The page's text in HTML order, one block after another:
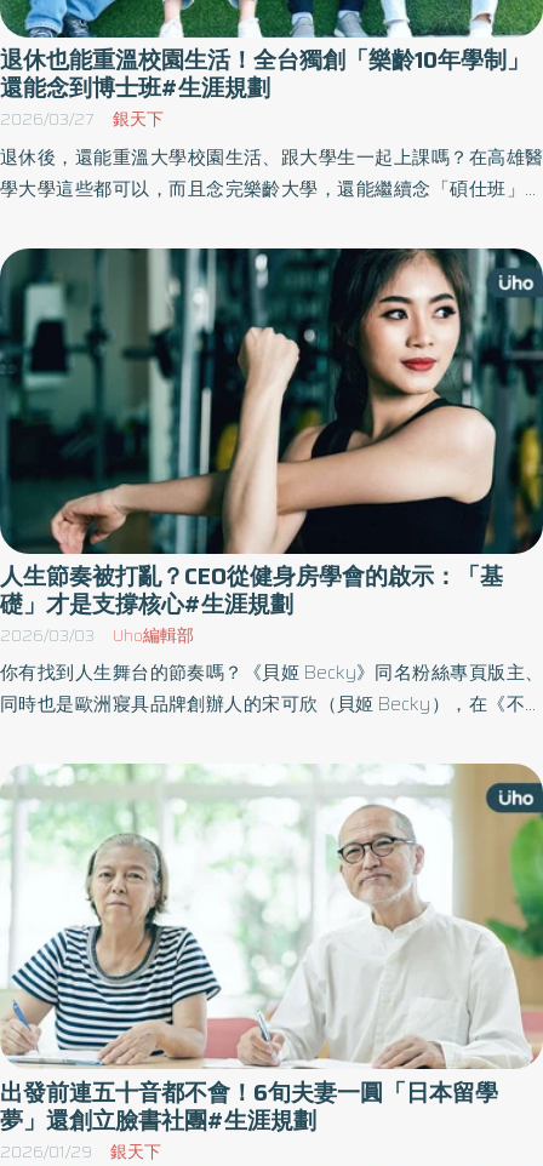
退休也能重溫校園生活！全台獨創「樂齡10年學制」
還能念到博士班#生涯規劃
2026/03/27 銀天下
退休後，還能重溫大學校園生活、跟大學生一起上課嗎？在高雄醫
學大學這些都可以，而且念完樂齡大學，還能繼續念「碩仕班」、
路念10幾年都不厭倦。《優活健康網》特選此篇，透過「樂齡10年
學制」的真實案例，實踐活到老、學到老的樂趣。
人生節奏被打亂？CEO從健身房學會的啟示：「基
礎」才是支撐核心#生涯規劃
2026/03/03 Uho編輯部
你有找到人生舞台的節奏嗎？《貝姬 Becky》同名粉絲專頁版主、
同時也是歐洲寢具品牌創辦人的宋可欣（貝姬 Becky），在《不完
境中找到力量；這不僅是她的人生故事，更是獻給每位正在追尋自
我價值與內在力量的讀者的靈感與啟發。以下為原書摘文：
出發前連五十音都不會！6旬夫妻一圓「日本留學
夢」還創立臉書社團#生涯規劃
2026/01/29 銀天下